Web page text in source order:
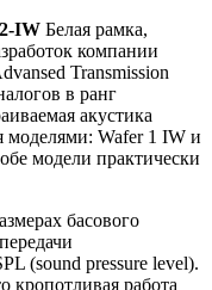
IW Белая рамка,
компании
Transmission
в ранг
акустика
моделями: Wafer 1 IW и
модели практически
басового
(sound pressure level).
кропотливая работа